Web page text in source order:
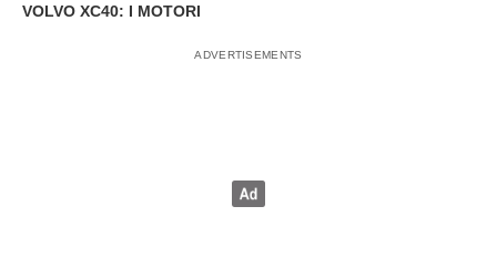
VOLVO XC40: I MOTORI